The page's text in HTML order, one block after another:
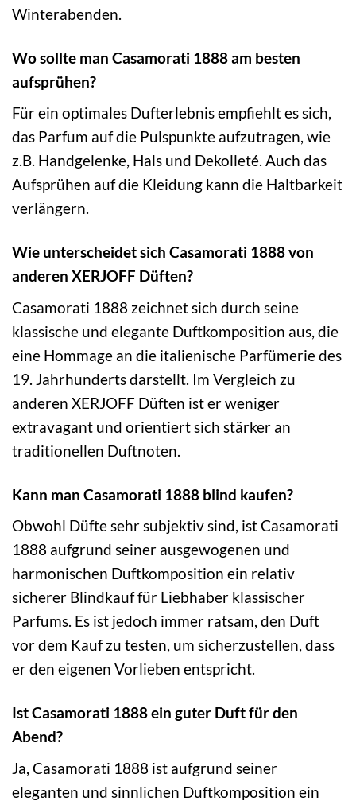
Winterabenden.
Wo sollte man Casamorati 1888 am besten
aufsprühen?
Für ein optimales Dufterlebnis empfiehlt es sich,
das Parfum auf die Pulspunkte aufzutragen, wie
z.B. Handgelenke, Hals und Dekolleté. Auch das
Aufsprühen auf die Kleidung kann die Haltbarkeit
verlängern.
Wie unterscheidet sich Casamorati 1888 von
anderen XERJOFF Düften?
Casamorati 1888 zeichnet sich durch seine
klassische und elegante Duftkomposition aus, die
eine Hommage an die italienische Parfümerie des
19. Jahrhunderts darstellt. Im Vergleich zu
anderen XERJOFF Düften ist er weniger
extravagant und orientiert sich stärker an
traditionellen Duftnoten.
Kann man Casamorati 1888 blind kaufen?
Obwohl Düfte sehr subjektiv sind, ist Casamorati
1888 aufgrund seiner ausgewogenen und
harmonischen Duftkomposition ein relativ
sicherer Blindkauf für Liebhaber klassischer
Parfums. Es ist jedoch immer ratsam, den Duft
vor dem Kauf zu testen, um sicherzustellen, dass
er den eigenen Vorlieben entspricht.
Ist Casamorati 1888 ein guter Duft für den
Abend?
Ja, Casamorati 1888 ist aufgrund seiner
eleganten und sinnlichen Duftkomposition ein